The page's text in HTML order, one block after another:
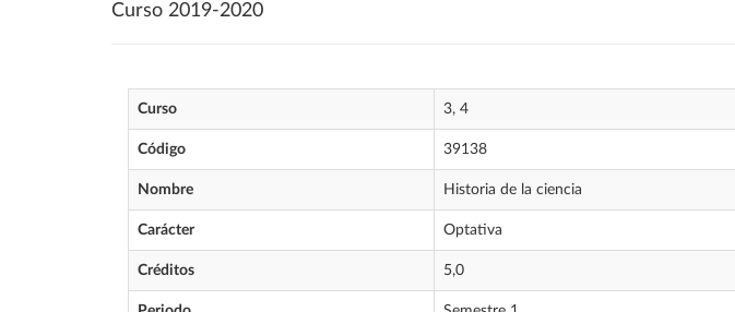
Curso 2019-2020
Curso 3, 4
Código 39138
Nombre Historia de la ciencia
Carácter Optativa
Créditos 5,0